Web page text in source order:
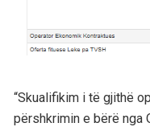
“Skualifikim i të gjithë
përshkrimin e bërë nga